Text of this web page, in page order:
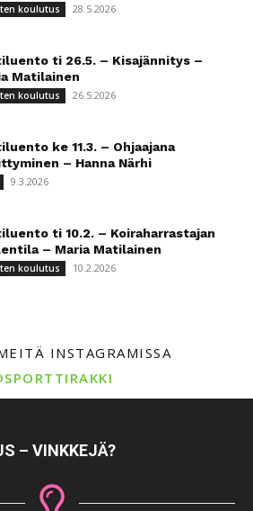
koulutus 28.5.2026
ti 26.5. – Kisajännitys –
Matilainen
koulutus 26.5.2026
ke 11.3. – Ohjaajana
– Hanna Närhi
9.3.2026
ti 10.2. – Koiraharrastajan
– Maria Matilainen
koulutus 10.2.2026
INSTAGRAMISSA
– VINKKEJÄ?